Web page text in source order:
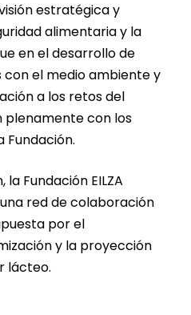
estratégica y
alimentaria y la
en el desarrollo de
con el medio ambiente y
a los retos del
con los
Fundación.
Fundación EILZA
red de colaboración
por el
y la proyección
lácteo.